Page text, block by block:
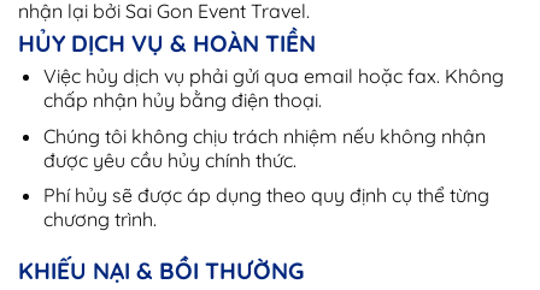
nhận lại bởi Sai Gon Event Travel.
HỦY DỊCH VỤ & HOÀN TIỀN
Việc hủy dịch vụ phải gửi qua email hoặc fax. Không
chấp nhận hủy bằng điện thoại.
Chúng tôi không chịu trách nhiệm nếu không nhận
được yêu cầu hủy chính thức.
Phí hủy sẽ được áp dụng theo quy định cụ thể từng
chương trình.
KHIẾU NẠI & BỒI THƯỜNG